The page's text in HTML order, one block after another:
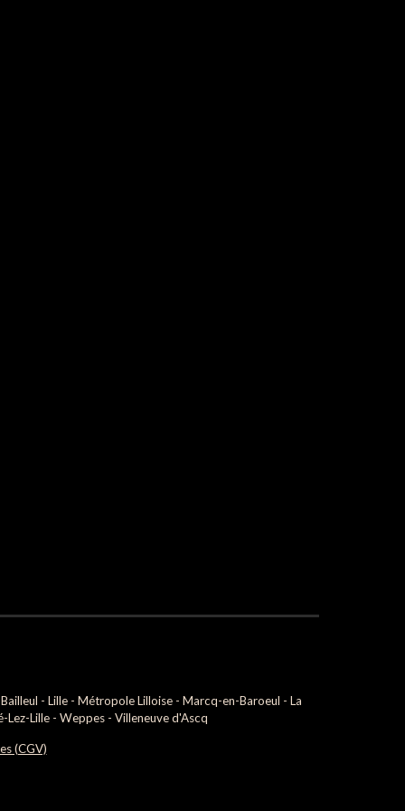
- Lille - Métropole Lilloise - Marcq-en-Baroeul - La
Lille - Weppes - Villeneuve d'Ascq
(CGV)